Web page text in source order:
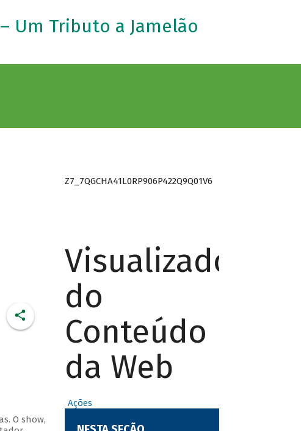
– Um Tributo a Jamelão
O show,
Z7_7QGCHA41L0RP906P422Q9Q01V6
Visualizador
do
Conteúdo
da Web
Ações